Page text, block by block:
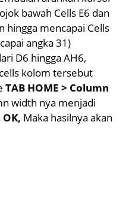
bawah Cells E6 dan
hingga mencapai Cells
angka 31)
D6 hingga AH6,
kolom tersebut
TAB HOME > Column
width nya menjadi
OK, Maka hasilnya akan